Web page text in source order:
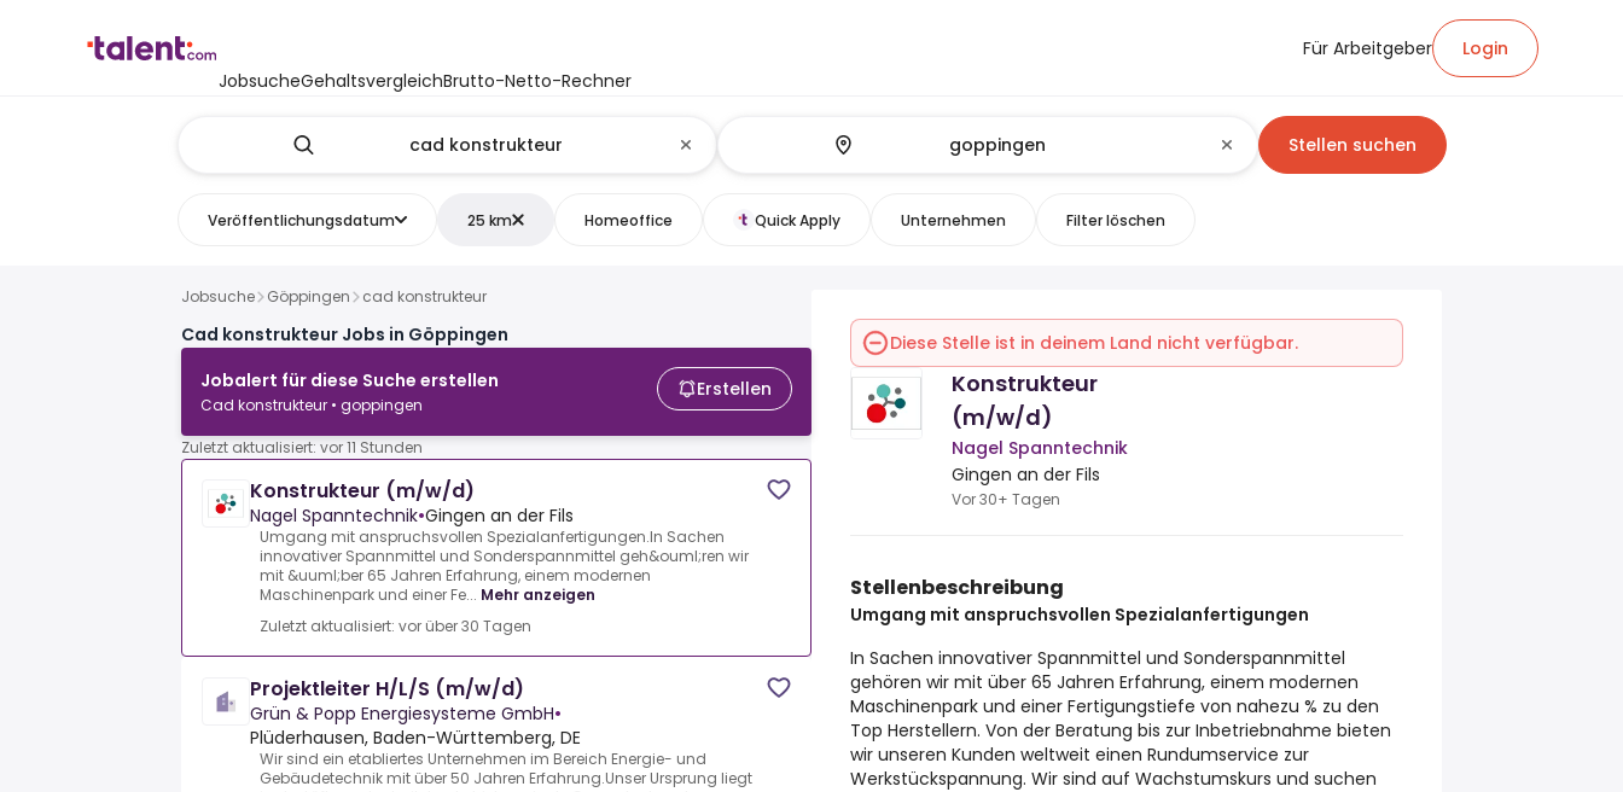
JobsucheGehaltsvergleichBrutto-Netto-Rechner
Für Arbeitgeber Login
Stellen suchen
Veröffentlichungsdatum 25 km Homeoffice Quick Apply Unternehmen Filter löschen
Jobsuche Göppingen cad konstrukteur
Cad konstrukteur Jobs in Göppingen
Jobalert für diese Suche erstellen
Cad konstrukteur • goppingen
Erstellen
Zuletzt aktualisiert: vor 11 Stunden
Konstrukteur (m/w/d)
Nagel Spanntechnik•Gingen an der Fils
Umgang mit anspruchsvollen Spezialanfertigungen.In Sachen
innovativer Spannmittel und Sonderspannmittel geh&ouml;ren wir
mit &uuml;ber 65 Jahren Erfahrung, einem modernen
Maschinenpark und einer Fe... Mehr anzeigen
Zuletzt aktualisiert: vor über 30 Tagen
Projektleiter H/L/S (m/w/d)
Grün & Popp Energiesysteme GmbH•
Plüderhausen, Baden-Württemberg, DE
Wir sind ein etabliertes Unternehmen im Bereich Energie- und
Gebäudetechnik mit über 50 Jahren Erfahrung.Unser Ursprung liegt
Diese Stelle ist in deinem Land nicht verfügbar.
Konstrukteur
(m/w/d)
Nagel Spanntechnik
Gingen an der Fils
Vor 30+ Tagen
Stellenbeschreibung
Umgang mit anspruchsvollen Spezialanfertigungen
In Sachen innovativer Spannmittel und Sonderspannmittel
gehören wir mit über 65 Jahren Erfahrung, einem modernen
Maschinenpark und einer Fertigungstiefe von nahezu % zu den
Top Herstellern. Von der Beratung bis zur Inbetriebnahme bieten
wir unseren Kunden weltweit einen Rundumservice zur
Werkstückspannung. Wir sind auf Wachstumskurs und suchen